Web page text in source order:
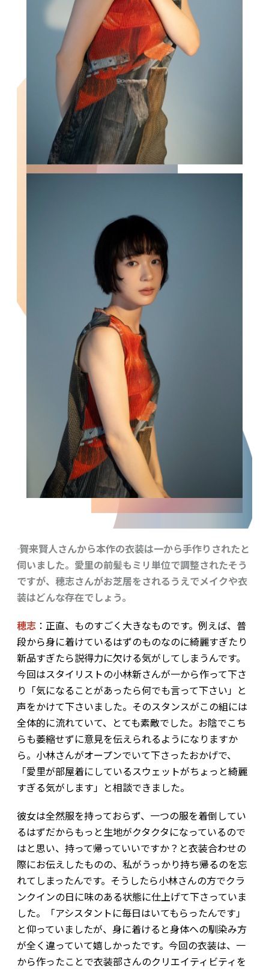
―― 賀来賢人さんから本作の衣装は一から手作りされたと
伺いました。愛里の前髪もミリ単位で調整されたそう
ですが、穂志さんがお芝居をされるうえでメイクや衣
装はどんな存在でしょう。
穂志：正直、ものすごく大きなものです。例えば、普
段から身に着けているはずのものなのに綺麗すぎたり
新品すぎたら説得力に欠ける気がしてしまうんです。
今回はスタイリストの小林新さんが一から作って下さ
り「気になることがあったら何でも言って下さい」と
声をかけて下さいました。そのスタンスがこの組には
全体的に流れていて、とても素敵でした。お陰でこち
らも萎縮せずに意見を伝えられるようになりますか
ら。小林さんがオープンでいて下さったおかげで、
「愛里が部屋着にしているスウェットがちょっと綺麗
すぎる気がします」と相談できました。
彼女は全然服を持っておらず、一つの服を着倒してい
るはずだからもっと生地がクタクタになっているので
はと思い、持って帰っていいですか？と衣装合わせの
際にお伝えしたものの、私がうっかり持ち帰るのを忘
れてしまったんです。そうしたら小林さんの方でクラ
ンクインの日に味のある状態に仕上げて下さっていま
した。「アシスタントに毎日はいてもらったんです」
と仰っていましたが、身に着けると身体への馴染み方
が全く違っていて嬉しかったです。今回の衣装は、一
から作ったことで衣装部さんのクリエイティビティを